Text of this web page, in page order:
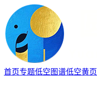
首页专题低空图谱低空黄页